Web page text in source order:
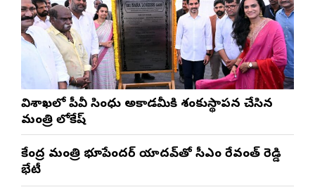
విశాఖలో పీవీ సింధు అకాడమీకి శంకుస్థాపన చేసిన
మంత్రి లోకేష్
కేంద్ర మంత్రి భూపేందర్ యాదవ్‌తో సీఎం రేవంత్ రెడ్డి
భేటీ